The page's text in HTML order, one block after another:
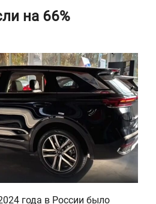
на 66%